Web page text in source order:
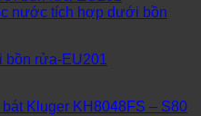
rửa-EU201